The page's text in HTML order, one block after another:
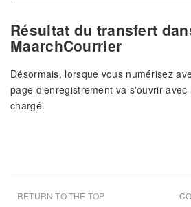
Résultat du transfert
MaarchCourrier
Désormais, lorsque vous numérisez
page d'enregistrement va s'ouvrir avec
chargé.
RETURN TO THE TOP